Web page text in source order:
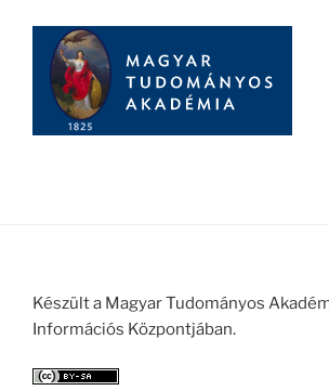
Készült a Magyar Tudományos
Információs Központjában.